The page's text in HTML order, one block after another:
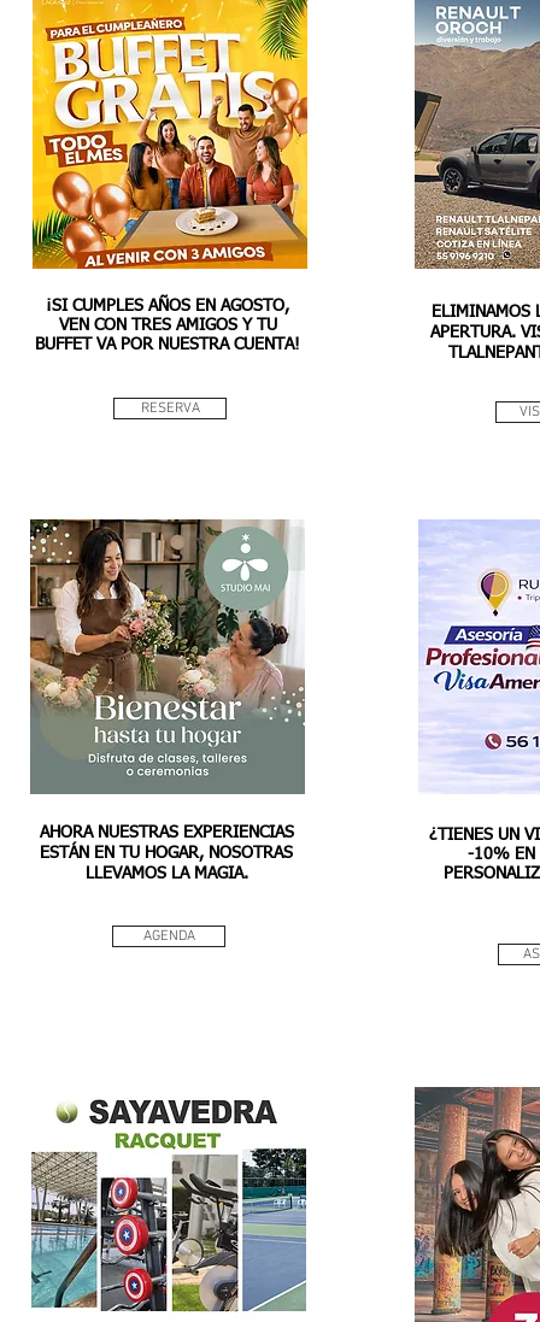
¡SI CUMPLES AÑOS EN AGOSTO,
VEN CON TRES AMIGOS Y TU
BUFFET VA POR NUESTRA CUENTA!
RESERVA
AHORA NUESTRAS EXPERIENCIAS
ESTÁN EN TU HOGAR, NOSOTRAS
LLEVAMOS LA MAGIA.
AGENDA
ELIMINAMOS
APERTURA.
¿TIENES UN
-10% EN